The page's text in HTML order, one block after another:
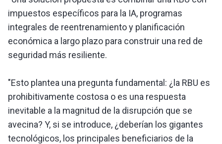
impuestos específicos para la IA, programas
integrales de reentrenamiento y planificación
económica a largo plazo para construir una red de
seguridad más resiliente.
"Esto plantea una pregunta fundamental: ¿la RBU es
prohibitivamente costosa o es una respuesta
inevitable a la magnitud de la disrupción que se
avecina? Y, si se introduce, ¿deberían los gigantes
tecnológicos, los principales beneficiarios de la